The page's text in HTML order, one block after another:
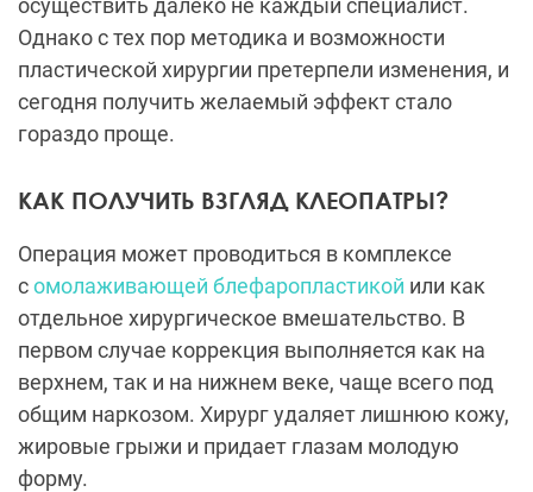
осуществить далеко не каждый специалист.
Однако с тех пор методика и возможности
пластической хирургии претерпели изменения, и
сегодня получить желаемый эффект стало
гораздо проще.
КАК ПОЛУЧИТЬ ВЗГЛЯД КЛЕОПАТРЫ?
Операция может проводиться в комплексе
сомолаживающей блефаропластикой или как
отдельное хирургическое вмешательство. В
первом случае коррекция выполняется как на
верхнем, так и на нижнем веке, чаще всего под
общим наркозом. Хирург удаляет лишнюю кожу,
жировые грыжи и придает глазам молодую
форму.